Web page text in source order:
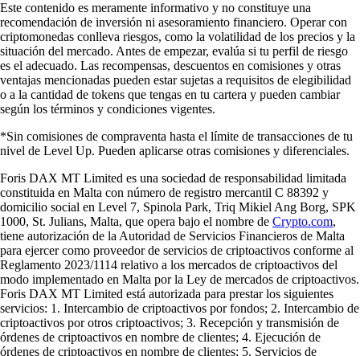
Este contenido es meramente informativo y no constituye una
recomendación de inversión ni asesoramiento financiero. Operar con
criptomonedas conlleva riesgos, como la volatilidad de los precios y la
situación del mercado. Antes de empezar, evalúa si tu perfil de riesgo
es el adecuado. Las recompensas, descuentos en comisiones y otras
ventajas mencionadas pueden estar sujetas a requisitos de elegibilidad
o a la cantidad de tokens que tengas en tu cartera y pueden cambiar
según los términos y condiciones vigentes.
*Sin comisiones de compraventa hasta el límite de transacciones de tu
nivel de Level Up. Pueden aplicarse otras comisiones y diferenciales.
Foris DAX MT Limited es una sociedad de responsabilidad limitada
constituida en Malta con número de registro mercantil C 88392 y
domicilio social en Level 7, Spinola Park, Triq Mikiel Ang Borg, SPK
1000, St. Julians, Malta, que opera bajo el nombre de Crypto.com,
tiene autorización de la Autoridad de Servicios Financieros de Malta
para ejercer como proveedor de servicios de criptoactivos conforme al
Reglamento 2023/1114 relativo a los mercados de criptoactivos del
modo implementado en Malta por la Ley de mercados de criptoactivos.
Foris DAX MT Limited está autorizada para prestar los siguientes
servicios: 1. Intercambio de criptoactivos por fondos; 2. Intercambio de
criptoactivos por otros criptoactivos; 3. Recepción y transmisión de
órdenes de criptoactivos en nombre de clientes; 4. Ejecución de
órdenes de criptoactivos en nombre de clientes; 5. Servicios de